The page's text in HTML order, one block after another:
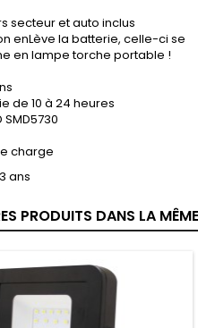
secteur et auto inclus
on enLève la batterie, celle-ci se
en lampe torche portable !
de 10 à 24 heures
SMD5730
charge
ans
PRODUITS DANS LA